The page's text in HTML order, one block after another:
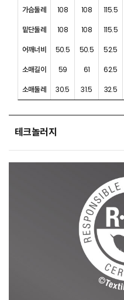
가슴둘레 108 108 115.5
밑단둘레
108 108 115.5
어깨너비
50.5 50.5 52.5
소매길이
59 61 62.5
소매둘레
30.5 31.5 32.5
테크놀러지